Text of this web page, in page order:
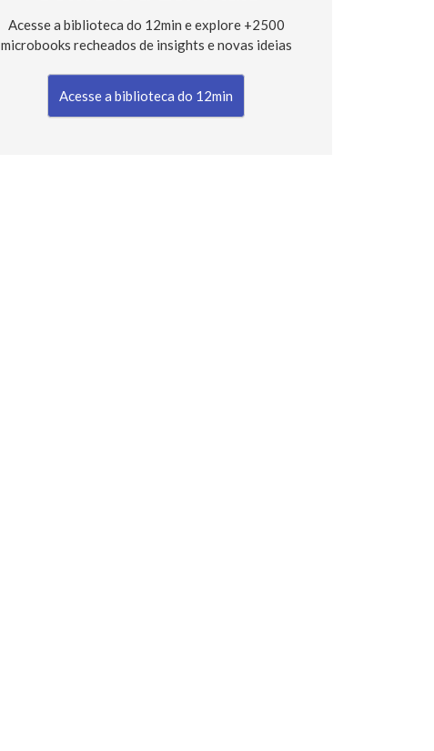
Acesse a biblioteca do 12min e explore +2500
microbooks recheados de insights e novas ideias
Acesse a biblioteca do 12min